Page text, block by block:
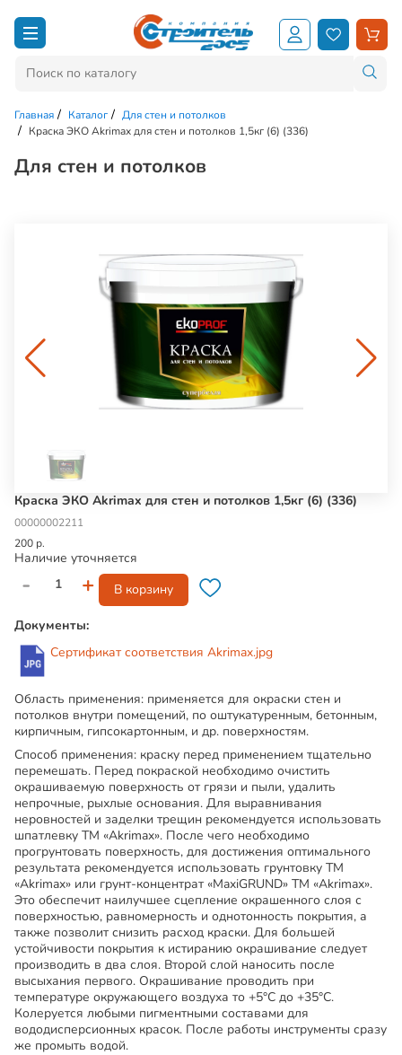
Главная Каталог
Для стен и потолков
Краска ЭКО Akrimax для стен и потолков 1,5кг (6) (336)
Для стен и потолков
Краска ЭКО Akrimax для стен и потолков 1,5кг (6) (336)
00000002211
200 р.
Наличие уточняется
- + В корзину
Документы:
Сертификат соответствия Akrimax.jpg
Область применения: применяется для окраски стен и
потолков внутри помещений, по оштукатуренным, бетонным,
кирпичным, гипсокартонным, и др. поверхностям.
Способ применения: краску перед применением тщательно
перемешать. Перед покраской необходимо очистить
окрашиваемую поверхность от грязи и пыли, удалить
непрочные, рыхлые основания. Для выравнивания
неровностей и заделки трещин рекомендуется использовать
шпатлевку ТМ «Akrimax». После чего необходимо
прогрунтовать поверхность, для достижения оптимального
результата рекомендуется использовать грунтовку ТМ
«Akrimax» или грунт-концентрат «MaxiGRUND» ТМ «Akrimax».
Это обеспечит наилучшее сцепление окрашенного слоя с
поверхностью, равномерность и однотонность покрытия, а
также позволит снизить расход краски. Для большей
устойчивости покрытия к истиранию окрашивание следует
производить в два слоя. Второй слой наносить после
высыхания первого. Окрашивание проводить при
температуре окружающего воздуха то +5°С до +35°С.
Колеруется любыми пигментными составами для
вододисперсионных красок. После работы инструменты сразу
же промыть водой.